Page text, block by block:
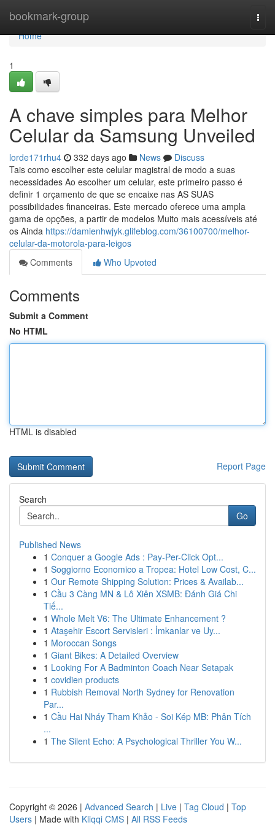
bookmark-group
Home
Home
1
A chave simples para Melhor
Celular da Samsung Unveiled
lorde171rhu4 332 days ago News
Discuss
Tais como escolher este celular magistral de modo a suas
necessidades Ao escolher um celular, este primeiro passo é
definir 1 orçamento de que se encaixe nas AS SUAS
possibilidades financeiras. Este mercado oferece uma ampla
gama de opções, a partir de modelos Muito mais acessíveis até
os Ainda https://damienhwjyk.glifeblog.com/36100700/melhor-
celular-da-motorola-para-leigos
Comments
Who Upvoted
Comments
Submit a Comment
No HTML
HTML is disabled
Report Page
Search
Go
Published News
1 Conquer a Google Ads : Pay-Per-Click Opt...
1 Soggiorno Economico a Tropea: Hotel Low Cost, C...
1 Our Remote Shipping Solution: Prices & Availab...
1 Cầu 3 Càng MN & Lô Xiên XSMB: Đánh Giá Chi
Tiế...
1 Whole Melt V6: The Ultimate Enhancement ?
1 Ataşehir Escort Servisleri : İmkanlar ve Uy...
1 Moroccan Songs
1 Giant Bikes: A Detailed Overview
1 Looking For A Badminton Coach Near Setapak
1 covidien products
1 Rubbish Removal North Sydney for Renovation
Par...
1 Cầu Hai Nháy Tham Khảo - Soi Kép MB: Phân Tích
...
1 The Silent Echo: A Psychological Thriller You W...
Copyright © 2026 | Advanced Search | Live | Tag Cloud | Top
Users | Made with Kliqqi CMS | All RSS Feeds